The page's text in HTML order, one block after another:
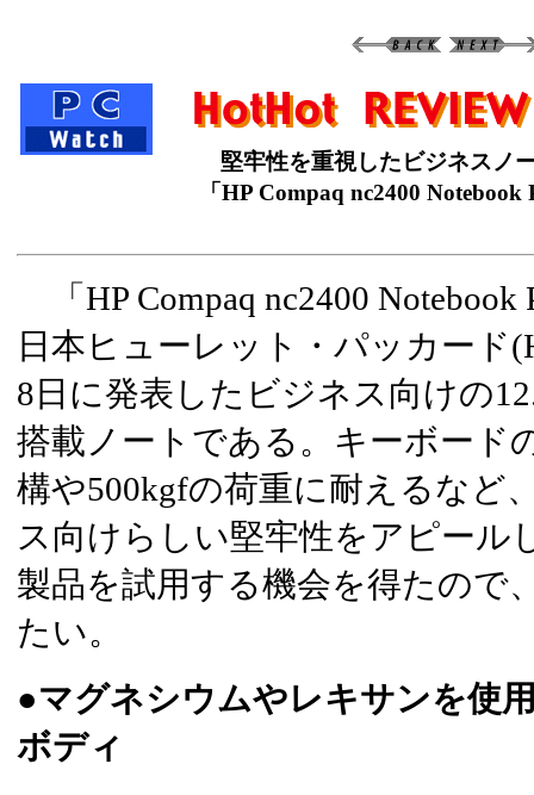
堅牢性を重視したビジネスノ
「HP Compaq nc2400 Notebook
「HP Compaq nc2400 Notebook
日本ヒューレット・パッカード
8日に発表したビジネス向けの
搭載ノートである。キーボード
構や500kgfの荷重に耐えるなど
ス向けらしい堅牢性をアピール
製品を試用する機会を得たので
たい。
●マグネシウムやレキサンを使
ボディ